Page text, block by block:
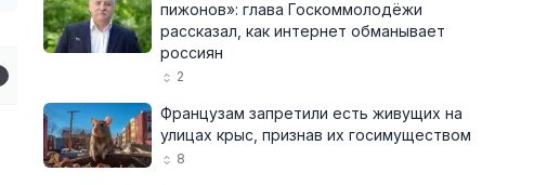
пижонов»: глава Госкоммолодёжи
рассказал, как интернет обманывает
россиян
2
Французам запретили есть живущих на
улицах крыс, признав их госимуществом
8